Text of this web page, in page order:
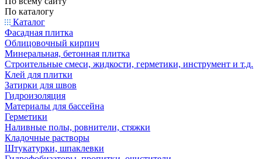
По каталогу
Каталог
Фасадная плитка
Облицовочный кирпич
Минеральная, бетонная плитка
Строительные смеси, жидкости, герметики, инструмент и т.д.
Клей для плитки
Затирки для швов
Гидроизоляция
Материалы для бассейна
Герметики
Наливные полы, ровнители, стяжки
Кладочные растворы
Штукатурки, шпаклевки